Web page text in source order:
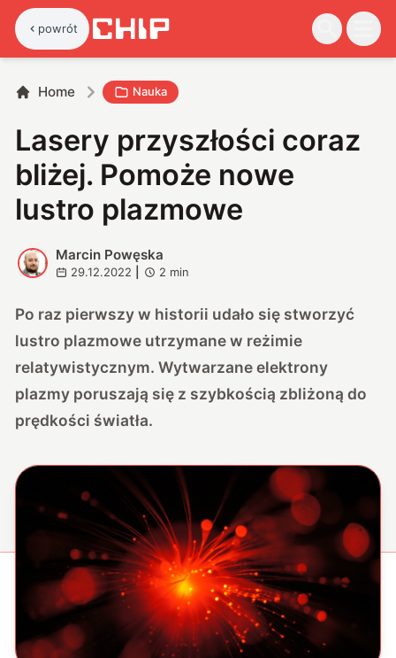
powrót
Home Nauka
Lasery przyszłości coraz
bliżej. Pomoże nowe
lustro plazmowe
M
Marcin Powęska
29.12.2022 2 min
Po raz pierwszy w historii udało się stworzyć
lustro plazmowe utrzymane w reżimie
relatywistycznym. Wytwarzane elektrony
plazmy poruszają się z szybkością zbliżoną do
prędkości światła.